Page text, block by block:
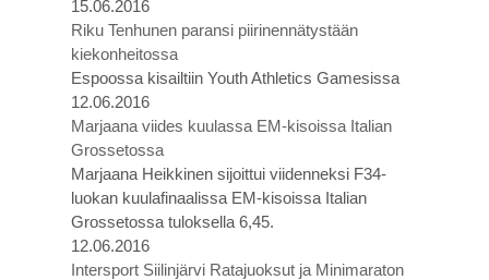
15.06.2016
Riku Tenhunen paransi piirinennätystään
kiekonheitossa
Espoossa kisailtiin Youth Athletics Gamesissa
12.06.2016
Marjaana viides kuulassa EM-kisoissa Italian
Grossetossa
Marjaana Heikkinen sijoittui viidenneksi F34-
luokan kuulafinaalissa EM-kisoissa Italian
Grossetossa tuloksella 6,45.
12.06.2016
Intersport Siilinjärvi Ratajuoksut ja Minimaraton